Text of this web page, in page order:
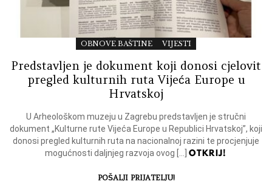
OBNOVE BAŠTINE VIJESTI
Predstavljen je dokument koji donosi cjelovit
pregled kulturnih ruta Vijeća Europe u
Hrvatskoj
U Arheološkom muzeju u Zagrebu predstavljen je stručni
dokument „Kulturne rute Vijeća Europe u Republici Hrvatskoj”, koji
donosi pregled kulturnih ruta na nacionalnoj razini te procjenjuje
mogućnosti daljnjeg razvoja ovog […]OTKRIJ!
POŠALJI PRIJATELJU!